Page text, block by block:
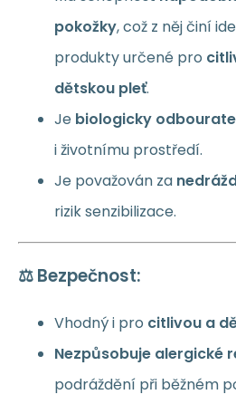
pokožky, což z něj činí
produkty určené pro
dětskou pleť.
Je biologicky
i životnímu prostředí.
Je považován za
rizik senzibilizace.
⚖️ Bezpečnost:
Vhodný i pro citlivou a
Nezpůsobuje alergické
podráždění při běžném